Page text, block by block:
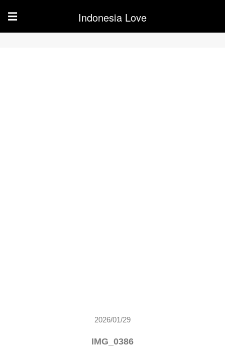
☰ Indonesia Love
2026/01/29
IMG_0386